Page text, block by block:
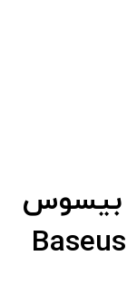
1 متری بیسوس